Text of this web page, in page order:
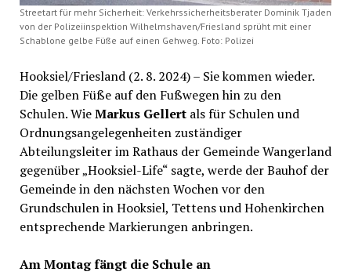
Streetart für mehr Sicherheit: Verkehrssicherheitsberater Dominik Tjaden
von der Polizeiinspektion Wilhelmshaven/Friesland sprüht mit einer
Schablone gelbe Füße auf einen Gehweg. Foto: Polizei
Hooksiel/Friesland (2. 8. 2024) – Sie kommen wieder.
Die gelben Füße auf den Fußwegen hin zu den
Schulen. WieMarkus Gellertals für Schulen und
Ordnungsangelegenheiten zuständiger
Abteilungsleiter im Rathaus der Gemeinde Wangerland
gegenüber „Hooksiel-Life“ sagte, werde der Bauhof der
Gemeinde in den nächsten Wochen vor den
Grundschulen in Hooksiel, Tettens und Hohenkirchen
entsprechende Markierungen anbringen.
Am Montag fängt die Schule an